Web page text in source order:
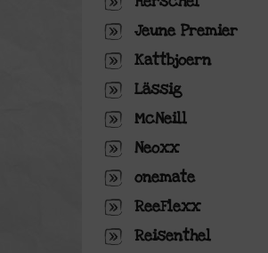
Jeune Premier
Kattbjoern
Lässig
McNeill
Neoxx
onemate
ReeFlexx
Reisenthel